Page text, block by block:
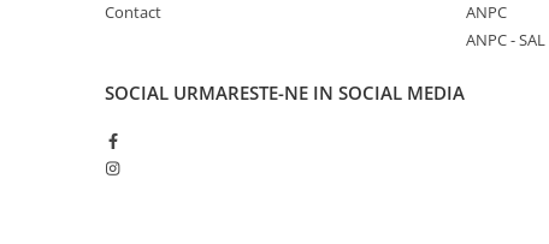
Contact
ANPC
ANPC - SAL
SOCIAL URMARESTE-NE IN SOCIAL MEDIA